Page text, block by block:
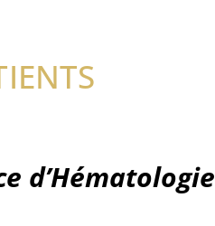
d’Hématologie